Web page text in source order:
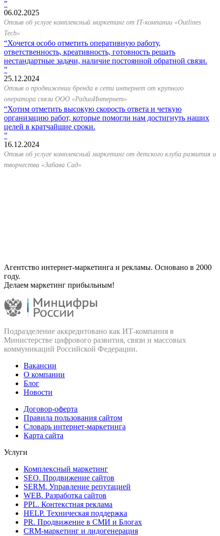
06.02.2025
Отзыв об услуге комплексный маркетинг от IT-компании «Outlines
Tech»
Хочется особо отметить оперативную работу,
ответственность, креативность, готовность решать
нестандартные задачи, наличие постоянной обратной связи.
25.12.2024
Отзыв о продвижении бренда в сети интернет от крупного
оператора связи ООО «РадиоИнтернет»
Хотим отметить высокую скорость ответа и четкую
организацию работ, которые помогли нам достигнуть наших
целей в кратчайшие сроки.
16.12.2024
Отзыв об услуге комплексный маркетинг от детского клуба развития и
творчества «Забава Сад»
Агентство интернет-маркетинга и рекламы. Основано в 2000
году.
Делаем маркетинг прибыльным!
Подразделение аккредитовано как ИТ‑компания в
Министерстве цифрового развития, связи и массовых
коммуникаций Российской Федерации.
Вакансии
О компании
Блог
Новости
Договор-оферта
Правила пользования сайтом
Словарь интернет-маркетинга
Карта сайта
Услуги
Комплексный маркетинг
SEO. Продвижение сайтов
SERM. Управление репутацией
WEB. Разработка сайтов
PPL. Контекстная реклама
HELP. Техническая поддержка
PR. Продвижение в СМИ и Блогах
CRM-маркетинг и лидогенерация